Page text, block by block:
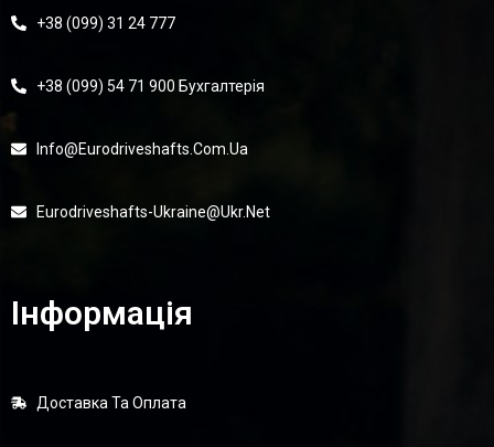
+38 (099) 31 24 777
+38 (099) 54 71 900 Бухгалтерія
Info@eurodriveshafts.com.ua
Eurodriveshafts-Ukraine@ukr.net
Інформація
Доставка Та Оплата